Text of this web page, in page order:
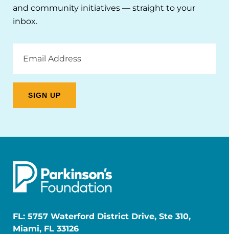
and community initiatives — straight to your
inbox.
Address
FL: 5757 Waterford District Drive, Ste 310,
Miami, FL 33126